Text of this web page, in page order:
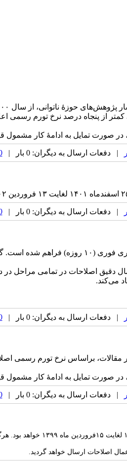
در صورت تمایل به ادامهٔ کار مشمول
| دفعات ارسال به دیگران: 0 بار | 0
| دفعات ارسال به دیگران: 0 بار | 0
به اطلاع نویسندگان و محققین محترم می‌رساند، از تاریخ
دقیق اصلاحات در تمامی مراحل
می‌کند.
| دفعات ارسال به دیگران: 0 بار | 0
در صورت تمایل به ادامهٔ کار مشمول
| دفعات ارسال به دیگران: 0 بار | 0
به‌اطلاع تمامی محققین و
اصلاحات ارسال خواهد گردید.